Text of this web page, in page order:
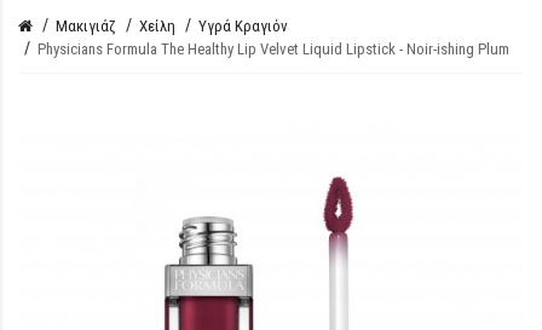
Μακιγιάζ Χείλη
Υγρά Κραγιόν
Physicians Formula The Healthy Lip Velvet Liquid Lipstick - Noir-ishing Plum